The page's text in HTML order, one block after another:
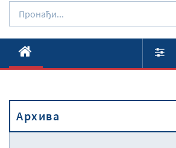
O Министарству
Активности
Прописи
Архива